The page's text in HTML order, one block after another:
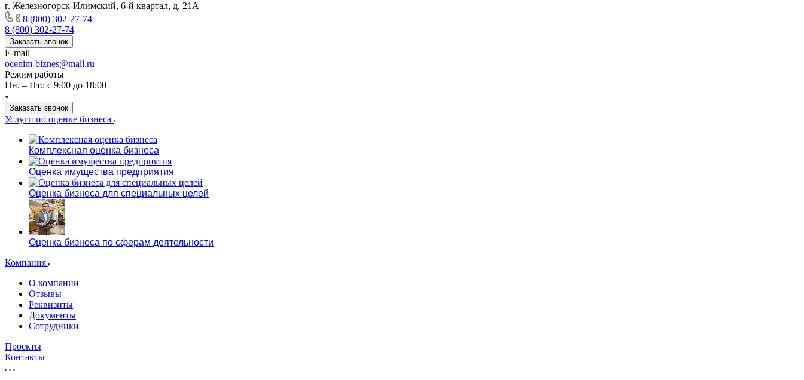
г. Железногорск-Илимский, 6-й квартал, д. 21А
8 (800) 302-27-74
8 (800) 302-27-74
Заказать звонок
E-mail
ocenim-biznes@mail.ru
Режим работы
Пн. – Пт.: с 9:00 до 18:00
Заказать звонок
Услуги по оценке бизнеса
Комплексная оценка бизнеса
Оценка имущества предприятия
Оценка бизнеса для специальных целей
Оценка бизнеса по сферам деятельности
Компания
О компании
Отзывы
Реквизиты
Документы
Сотрудники
Проекты
Контакты